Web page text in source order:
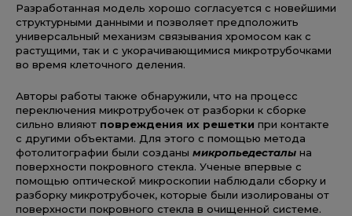
Разработанная модель хорошо согласуется с новейшими
структурными данными и позволяет предположить
универсальный механизм связывания хромосом как с
растущими, так и с укорачивающимися микротрубочками
во время клеточного деления.
Авторы работы также обнаружили, что на процесс
переключения микротрубочек от разборки к сборке
сильно влияют повреждения их решетки при контакте
с другими объектами. Для этого с помощью метода
фотолитографии были созданы микропьедесталы на
поверхности покровного стекла. Ученые впервые с
помощью оптической микроскопии наблюдали сборку и
разборку микротрубочек, которые были изолированы от
поверхности покровного стекла в очищенной системе.